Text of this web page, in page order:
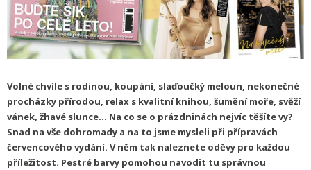
Volné chvíle s rodinou, koupání, slaďoučký meloun, nekonečné
procházky přírodou, relax s kvalitní knihou, šumění moře, svěží
vánek, žhavé slunce… Na co se o prázdninách nejvíc těšíte vy?
Snad na vše dohromady a na to jsme mysleli při přípravách
červencového vydání. V něm tak naleznete oděvy pro každou
příležitost. Pestré barvy pomohou navodit tu správnou